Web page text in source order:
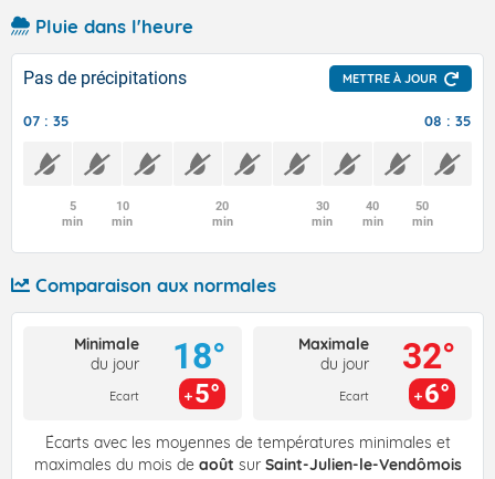
Pluie dans l'heure
Pas de précipitations METTRE À JOUR
07 : 35 08 : 35
5
min
10
min
20
min
30
min
40
min
50
min
Comparaison aux normales
Minimale
du jour
Ecart
18°
5°
Maximale
du jour
Ecart
32°
6°
Écarts avec les moyennes de températures minimales et
maximales du mois de août sur Saint-Julien-le-Vendômois